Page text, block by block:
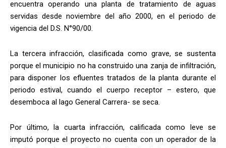
encuentra operando una planta de tratamiento de aguas
servidas desde noviembre del año 2000, en el periodo de
vigencia del D.S. N°90/00.
La tercera infracción, clasificada como grave, se sustenta
porque el municipio no ha construido una zanja de infiltración,
para disponer los efluentes tratados de la planta durante el
periodo estival, cuando el cuerpo receptor – estero, que
desemboca al lago General Carrera- se seca.
Por último, la cuarta infracción, calificada como leve se
imputó porque el proyecto no cuenta con un operador de la